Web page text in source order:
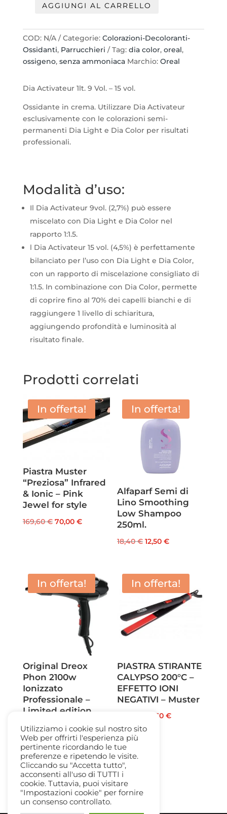
Activateur
1lt.
9
Vol.
-
15
Vol.
AGGIUNGI AL CARRELLO
COD: N/A Categorie: Colorazioni-Decoloranti-
Ossidanti, Parrucchieri Tag: dia color, oreal,
ossigeno, senza ammoniaca Marchio: Oreal
Dia Activateur 1lt. 9 Vol. – 15 vol.
Ossidante in crema. Utilizzare Dia Activateur
esclusivamente con le colorazioni semi-
permanenti Dia Light e Dia Color per risultati
professionali.
Modalità d’uso:
Il Dia Activateur 9vol. (2,7%) può essere
miscelato con Dia Light e Dia Color nel
rapporto 1:1.5.
l Dia Activateur 15 vol. (4,5%) è perfettamente
bilanciato per l’uso con Dia Light e Dia Color,
con un rapporto di miscelazione consigliato di
1:1.5. In combinazione con Dia Color, permette
di coprire fino al 70% dei capelli bianchi e di
raggiungere 1 livello di schiaritura,
aggiungendo profondità e luminosità al
risultato finale.
Prodotti correlati
In offerta!
Piastra Muster
“Preziosa” Infrared
& Ionic – Pink
Jewel for style
169,60€ Il
169,60 €.
70,00 €Il
70,00 €.
In offerta!
Alfaparf Semi di
Lino Smoothing
Low Shampoo
250ml.
18,40€ Il
era:
18,40 €.
12,50€Il
è:
12,50 €.
In offerta!
Original Dreox
Phon 2100w
Ionizzato
Professionale –
Limited edition
45,00€ Il
prezzo
originale
era:
45,00 €.
26,50€ Il
prezzo
attuale
è:
26,50 €.
In offerta!
PIASTRA STIRANTE
CALYPSO 200°C –
EFFETTO IONI
NEGATIVI – Muster
prezzo
14,50€Il
Utilizziamo i cookie sul nostro sito
Web per offrirti l'esperienza più
pertinente ricordando le tue
preferenze e ripetendo le visite.
Cliccando su "Accetta tutto",
acconsenti all'uso di TUTTI i
cookie. Tuttavia, puoi visitare
"Impostazioni cookie" per fornire
un consenso controllato.